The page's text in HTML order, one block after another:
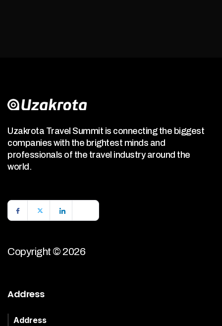
Uzakrota Travel Summit is connecting the biggest
companies with the brightest minds and
professionals of the travel industry around the
world.
Copyright © 2026
Address
Address